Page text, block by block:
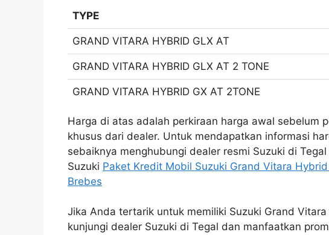
TYPE
GRAND VITARA HYBRID GLX AT
GRAND VITARA HYBRID GLX AT 2 TONE
GRAND VITARA HYBRID GX AT 2TONE
Harga di atas adalah perkiraan harga awal sebelum
khusus dari dealer. Untuk mendapatkan informasi
sebaiknya menghubungi dealer resmi Suzuki di
Suzuki Paket Kredit Mobil Suzuki Grand Vitara
Brebes
Jika Anda tertarik untuk memiliki Suzuki Grand
kunjungi dealer Suzuki di Tegal dan manfaatkan